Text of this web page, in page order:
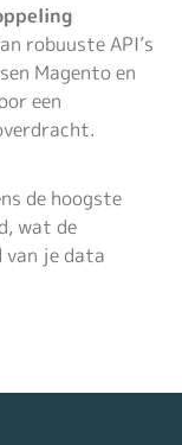
robuuste API’s
Magento en
een
de hoogste
wat de
je data